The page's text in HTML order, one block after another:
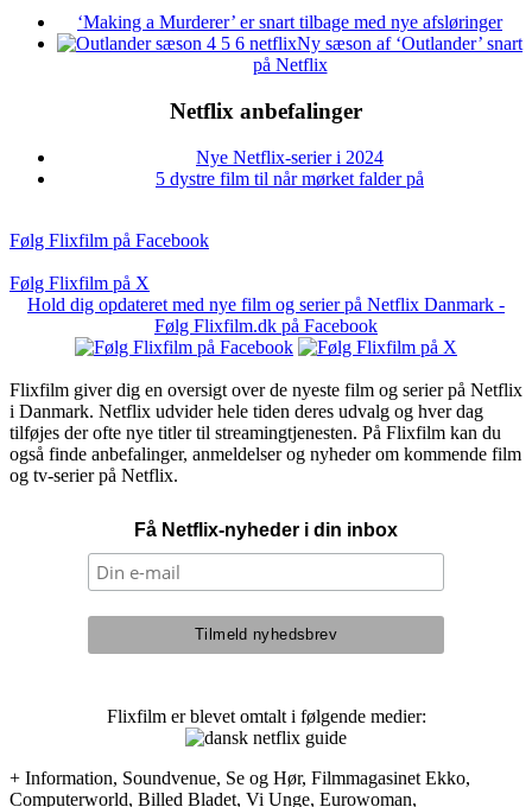
‘Making a Murderer’ er snart tilbage med nye afsløringer
Ny sæson af ‘Outlander’ snart
på Netflix
Netflix anbefalinger
Nye Netflix-serier i 2024
5 dystre film til når mørket falder på
Følg Flixfilm på Facebook
Følg Flixfilm på X
Hold dig opdateret med nye film og serier på Netflix Danmark -
Følg Flixfilm.dk på Facebook
Flixfilm giver dig en oversigt over de nyeste film og serier på Netflix
i Danmark. Netflix udvider hele tiden deres udvalg og hver dag
tilføjes der ofte nye titler til streamingtjenesten. På Flixfilm kan du
også finde anbefalinger, anmeldelser og nyheder om kommende film
og tv-serier på Netflix.
Få Netflix-nyheder i din inbox
Flixfilm er blevet omtalt i følgende medier:
+ Information, Soundvenue, Se og Hør, Filmmagasinet Ekko,
Computerworld, Billed Bladet, Vi Unge, Eurowoman,